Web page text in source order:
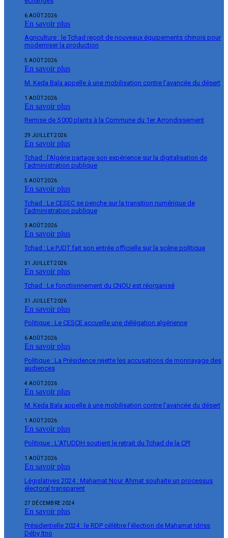
6 AOÛT 2026
En savoir plus
Agriculture : le Tchad reçoit de nouveaux équipements chinois pour
moderniser la production
5 AOÛT 2026
En savoir plus
M. Keda Bala appelle à une mobilisation contre l’avancée du désert
1 AOÛT 2026
En savoir plus
Remise de 5 000 plants à la Commune du 1er Arrondissement
29 JUILLET 2026
En savoir plus
Tchad : l’Algérie partage son expérience sur la digitalisation de
l’administration publique
5 AOÛT 2026
En savoir plus
Tchad : Le CESEC se penche sur la transition numérique de
l’administration publique
3 AOÛT 2026
En savoir plus
Tchad : Le PJDT fait son entrée officielle sur la scène politique
31 JUILLET 2026
En savoir plus
Tchad : Le fonctionnement du CNOU est réorganisé
31 JUILLET 2026
En savoir plus
Politique : Le CESCE accueille une délégation algérienne
6 AOÛT 2026
En savoir plus
Politique : La Présidence rejette les accusations de monnayage des
audiences
4 AOÛT 2026
En savoir plus
M. Keda Bala appelle à une mobilisation contre l’avancée du désert
1 AOÛT 2026
En savoir plus
Politique : L’ATUDDH soutient le retrait du Tchad de la CPI
1 AOÛT 2026
En savoir plus
Législatives 2024 : Mahamat Nour Ahmat souhaite un processus
électoral transparent
27 DÉCEMBRE 2024
En savoir plus
Présidentielle 2024 : le RDP célèbre l’élection de Mahamat Idriss
Déby Itno